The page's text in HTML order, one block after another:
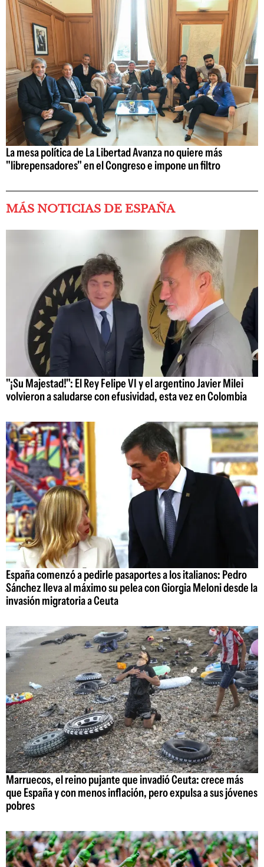
La mesa política de La Libertad Avanza no quiere más
"librepensadores" en el Congreso e impone un filtro
MÁS NOTICIAS DE ESPAÑA
"¡Su Majestad!": El Rey Felipe VI y el argentino Javier Milei
volvieron a saludarse con efusividad, esta vez en Colombia
España comenzó a pedirle pasaportes a los italianos: Pedro
Sánchez lleva al máximo su pelea con Giorgia Meloni desde la
invasión migratoria a Ceuta
Marruecos, el reino pujante que invadió Ceuta: crece más
que España y con menos inflación, pero expulsa a sus jóvenes
pobres